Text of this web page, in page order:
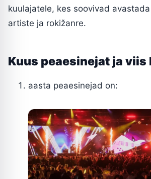
kuulajatele, kes soovivad
artiste ja rokižanre.
Kuus peaesinejat ja viis
aasta peaesinejad on: